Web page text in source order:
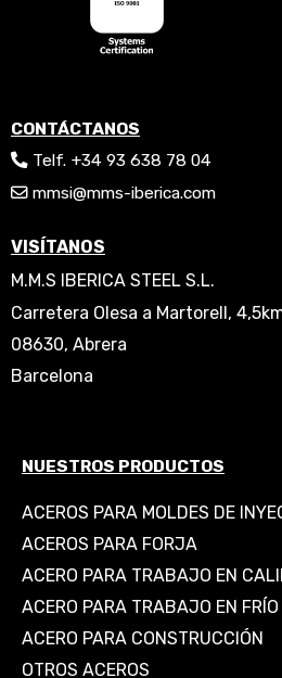
CONTÁCTANOS
Telf. +34 93 638 78 04
mmsi@mms-iberica.com
VISÍTANOS
M.M.S IBERICA STEEL S.L.
Carretera Olesa a Martorell,
08630, Abrera
Barcelona
NUESTROS PRODUCTOS
ACEROS PARA MOLDES DE
ACEROS PARA FORJA
ACERO PARA TRABAJO EN
ACERO PARA TRABAJO EN FRÍO
ACERO PARA CONSTRUCCIÓN
OTROS ACEROS